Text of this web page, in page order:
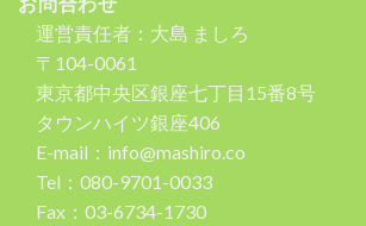
運営責任者：大島 ましろ
〒104-0061
東京都中央区銀座七丁目15番8号
タウンハイツ銀座406
E-mail：info@mashiro.co
Tel：080-9701-0033
Fax：03-6734-1730